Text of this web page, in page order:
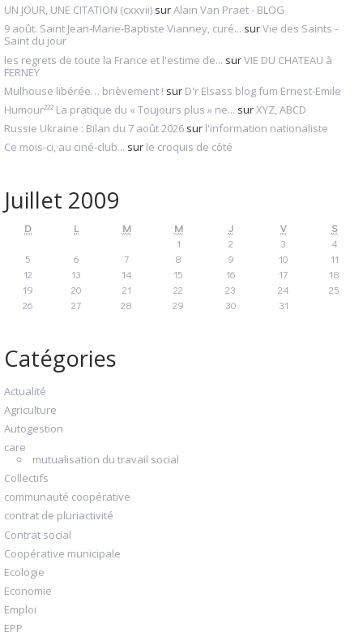
UN JOUR, UNE CITATION (cxxvii) surAlain Van Praet - BLOG
9 août. Saint Jean-Marie-Baptiste Vianney, curé... surVie des Saints -
Saint du jour
les regrets de toute la France et l'estime de... surVIE DU CHATEAU à
FERNEY
Mulhouse libérée… brièvement ! sur D'r Elsass blog fum Ernest-Emile
Humour²²² La pratique du « Toujours plus » ne... surXYZ, ABCD
Russie Ukraine : Bilan du 7 août 2026 sur l'information nationaliste
Ce mois-ci, au ciné-club... sur le croquis de côté
Juillet 2009
D L M M J V
S
1
2 3
4
5
6 7 8 9 10
11
12
13 14 15 16 17
18
19
20 21 22 23 24
25
26
27 28 29 30 31
Catégories
Actualité
Agriculture
Autogestion
care
mutualisation du travail social
Collectifs
communauté coopérative
contrat de pluriactivité
Contrat social
Coopérative municipale
Ecologie
Economie
Emploi
EPP